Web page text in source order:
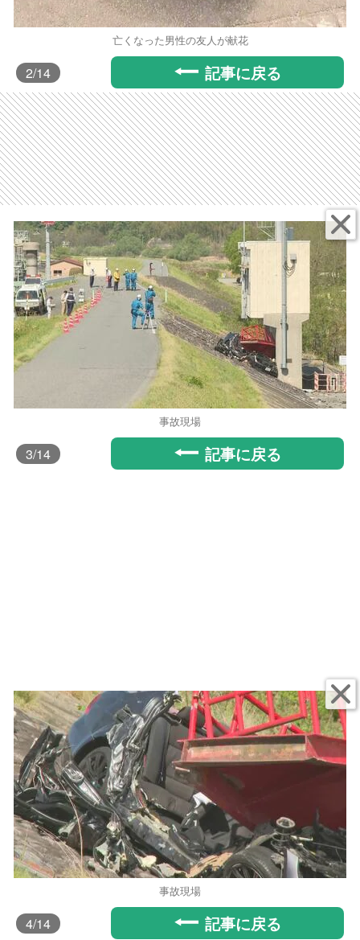
亡くなった男性の友人が献花
2/14 記事に戻る
事故現場
3/14 記事に戻る
事故現場
4/14 記事に戻る